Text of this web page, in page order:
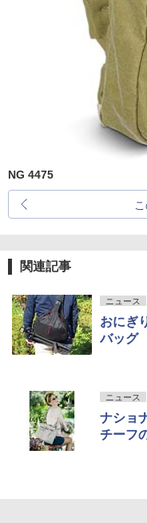
NG 4475
関連記事
ニュース
おにぎ
バッグ
ニュース
ナショ
チーフ